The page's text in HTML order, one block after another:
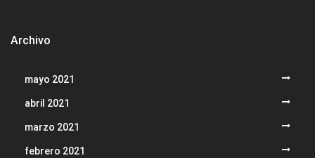
Archivo
mayo 2021
abril 2021
marzo 2021
febrero 2021